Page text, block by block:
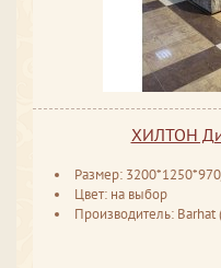
ХИЛТОН
Размер:
Цвет: на выбор
Производитель: Barhat